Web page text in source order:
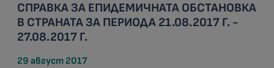
СПРАВКА ЗА ЕПИДЕМИЧНАТА ОБСТАНОВКА
В СТРАНАТА ЗА ПЕРИОДА 21.08.2017 Г. -
27.08.2017 Г.
29 август 2017